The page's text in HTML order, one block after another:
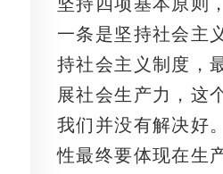
一条是坚持社会主
持社会主义制度，
展社会生产力，这
我们并没有解决好
性最终要体现在生